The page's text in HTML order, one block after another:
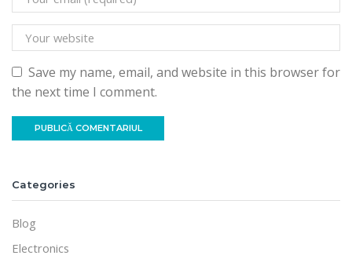
Save my name, email, and website in this browser for
the next time I comment.
Categories
Blog
Electronics